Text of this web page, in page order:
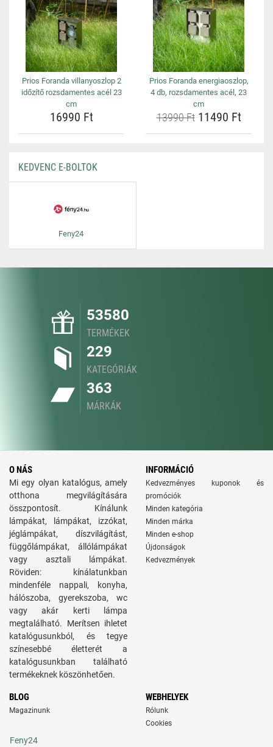
Prios Foranda villanyoszlop 2
időzítő rozsdamentes acél 23
cm
16990 Ft
Prios Foranda energiaoszlop,
4 db, rozsdamentes acél, 23
cm
13990 Ft11490 Ft
KEDVENC E-BOLTOK
Feny24
53580
TERMÉKEK
229
KATEGÓRIÁK
363
MÁRKÁK
O NÁS
Mi egy olyan katalógus, amely
otthona megvilágítására
összpontosít. Kínálunk
lámpákat, lámpákat, izzókat,
jéglámpákat, díszvilágítást,
függőlámpákat, állólámpákat
vagy asztali lámpákat.
Röviden: kínálatunkban
mindenféle nappali, konyha,
hálószoba, gyerekszoba, wc
vagy akár kerti lámpa
megtalálható. Merítsen ihletet
katalógusunkból, és tegye
színesebbé életterét a
katalógusunkban található
termékeknek köszönhetően.
INFORMÁCIÓ
Kedvezményes kuponok és
promóciók
Minden kategória
Minden márka
Minden e-shop
Újdonságok
Kedvezmények
BLOG
Magazinunk
WEBHELYEK
Rólunk
Cookies
Feny24